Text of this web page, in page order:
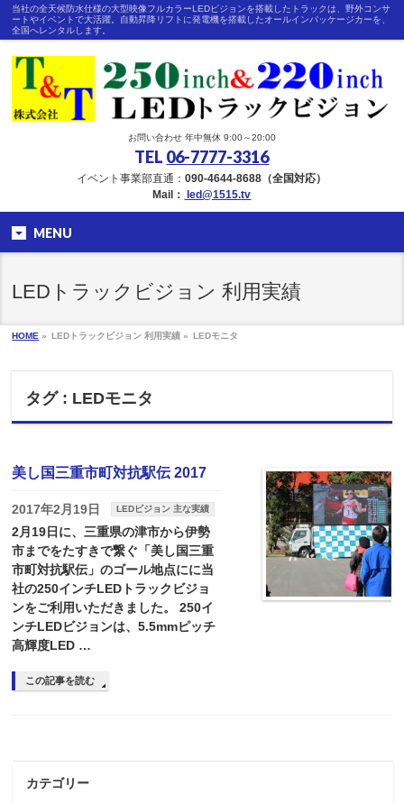
当社の全天候防水仕様の大型映像フルカラーLEDビジョンを搭載したトラックは、野外コンサ
ートやイベントで大活躍。自動昇降リフトに発電機を搭載したオールインパッケージカーを、
全国へレンタルします。
お問い合わせ 年中無休 9:00～20:00
TEL 06-7777-3316
イベント事業部直通：090-4644-8688（全国対応）
Mail：
led@1515.tv
MENU
LEDトラックビジョン 利用実績
HOME » LEDトラックビジョン 利用実績 » LEDモニタ
タグ : LEDモニタ
美し国三重市町対抗駅伝 2017
2017年2月19日 LEDビジョン 主な実績
2月19日に、三重県の津市から伊勢
市までをたすきで繋ぐ「美し国三重
市町対抗駅伝」のゴール地点にに当
社の250インチLEDトラックビジョ
ンをご利用いただきました。 250イ
ンチLEDビジョンは、5.5mmピッチ
高輝度LED …
この記事を読む
カテゴリー